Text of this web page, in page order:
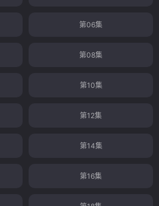
第06集
第08集
第10集
第12集
第14集
第16集